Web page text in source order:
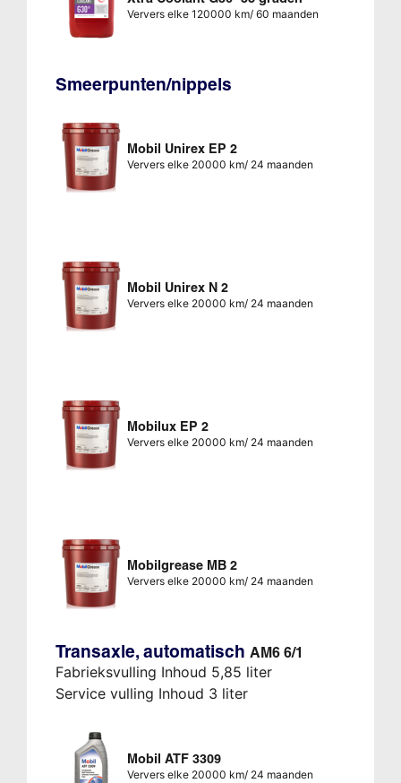
Ververs elke 120000 km/ 60 maanden
Smeerpunten/nippels
Mobil Unirex EP 2
Ververs elke 20000 km/ 24 maanden
Mobil Unirex N 2
Ververs elke 20000 km/ 24 maanden
Mobilux EP 2
Ververs elke 20000 km/ 24 maanden
Mobilgrease MB 2
Ververs elke 20000 km/ 24 maanden
Transaxle, automatisch AM6 6/1
Fabrieksvulling Inhoud 5,85 liter
Service vulling Inhoud 3 liter
Mobil ATF 3309
Ververs elke 20000 km/ 24 maanden